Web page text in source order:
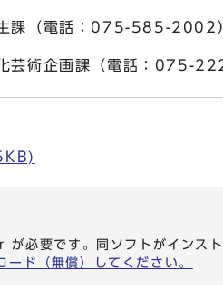
課（電話：075-585-2002
芸術企画課（電話：075-
必要です。同ソフトがインス
ド（無償）してください。